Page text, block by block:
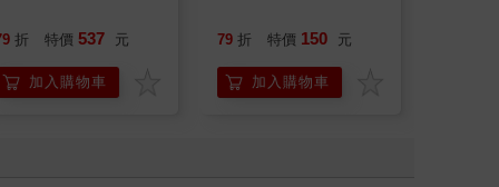
折 特價 537 元
加入購物車
79 折 特價 150 元
加入購物車